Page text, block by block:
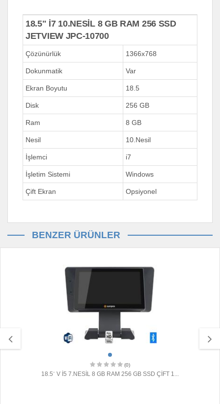
18.5" İ7 10.NESİL 8 GB RAM 256 SSD
JETVIEW JPC-10700
Çözünürlük 1366x768
Dokunmatik Var
Ekran Boyutu 18.5
Disk 256 GB
Ram 8 GB
Nesil 10.Nesil
İşlemci i7
İşletim Sistemi Windows
Çift Ekran Opsiyonel
BENZER ÜRÜNLER
(0)
18.5¨ V İ5 7.NESİL 8 GB RAM 256 GB SSD ÇİFT 1...